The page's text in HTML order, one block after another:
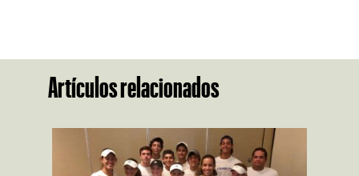
Artículos relacionados